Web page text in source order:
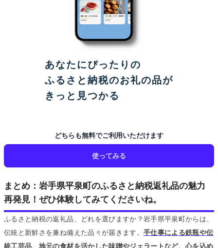
あなたにぴったりの
ふるさと納税のお礼の品が
きっと見つかる
どちらも無料でご利用いただけます
使ってみる
まとめ：岩手県平泉町のふるさと納税返礼品の魅力
再発見！ぜひ体験してみてくださいね。
ふるさと納税の返礼品、どれを選びますか？岩手県平泉町からは、
伝統と新鮮さを兼ね備えた品々が届きます。 手仕事による鉄瓶や伝
統工芸品、地元の食材を活かした味噌やジェラートなど、心を込め